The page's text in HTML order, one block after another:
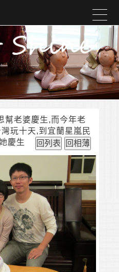
幫老婆慶生,而今年老
玩十天,到宜蘭星嵐民
慶生